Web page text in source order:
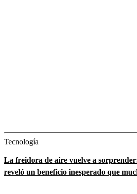
Tecnología
La freidora de aire vuelve a
reveló un beneficio inesperado que